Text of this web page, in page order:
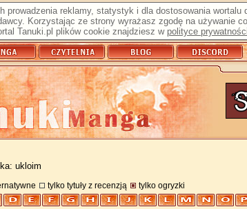
prowadzenia reklamy, statystyk i dla dostosowania
Korzystając ze strony wyrażasz zgodę na używanie
Tanuki.pl plików cookie znajdziesz w polityce prywatności
ukloim
tylko tytuły z recenzją tylko ogryzki